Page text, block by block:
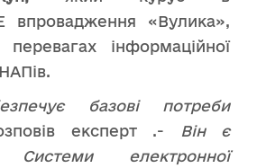
впровадження «Вулика»,
інформаційної
базові потреби
експерт .-
Він є
Системи електронної